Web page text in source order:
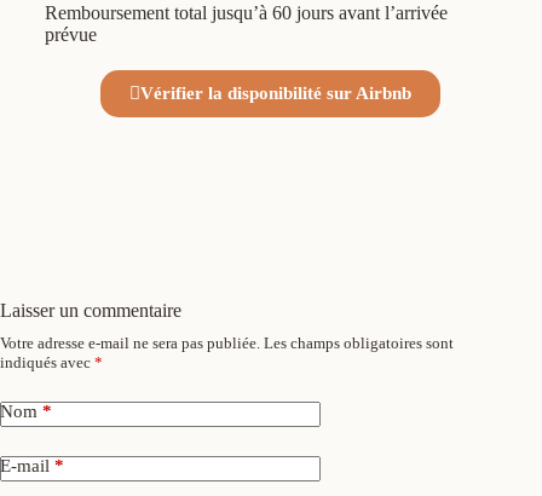
Remboursement total jusqu’à 60 jours avant l’arrivée
prévue
Vérifier la disponibilité sur Airbnb
Laisser un commentaire
Votre adresse e-mail ne sera pas publiée. Les champs obligatoires sont
indiqués avec *
Nom *
E-mail *